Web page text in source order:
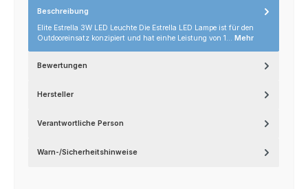
Beschreibung
Elite Estrella 3W LED Leuchte Die Estrella LED Lampe ist für den
Outdooreinsatz konzipiert und hat einhe Leistung von 1… Mehr
Bewertungen
Hersteller
Verantwortliche Person
Warn-/Sicherheitshinweise